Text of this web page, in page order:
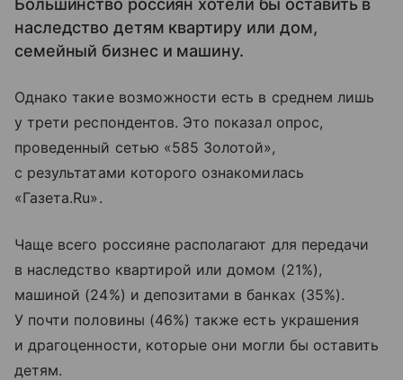
Большинство россиян хотели бы оставить в
наследство детям квартиру или дом,
семейный бизнес и машину.
Однако такие возможности есть в среднем лишь
у трети респондентов. Это показал опрос,
проведенный сетью «585 Золотой»,
с результатами которого ознакомилась
«Газета.Ru».
Чаще всего россияне располагают для передачи
в наследство квартирой или домом (21%),
машиной (24%) и депозитами в банках (35%).
У почти половины (46%) также есть украшения
и драгоценности, которые они могли бы оставить
детям.